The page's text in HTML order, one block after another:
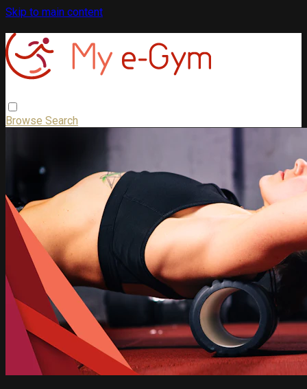
Skip to main content
Browse Search